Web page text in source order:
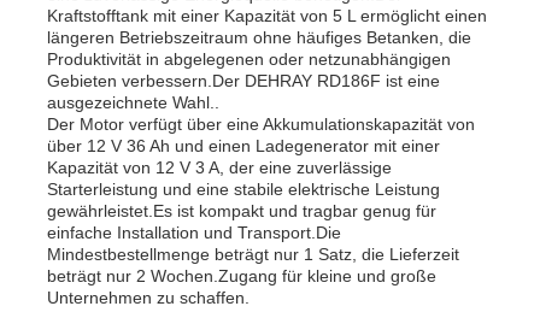
Kraftstofftank mit einer Kapazität von 5 L ermöglicht einen
längeren Betriebszeitraum ohne häufiges Betanken, die
Produktivität in abgelegenen oder netzunabhängigen
Gebieten verbessern.Der DEHRAY RD186F ist eine
ausgezeichnete Wahl..
Der Motor verfügt über eine Akkumulationskapazität von
über 12 V 36 Ah und einen Ladegenerator mit einer
Kapazität von 12 V 3 A, der eine zuverlässige
Starterleistung und eine stabile elektrische Leistung
gewährleistet.Es ist kompakt und tragbar genug für
einfache Installation und Transport.Die
Mindestbestellmenge beträgt nur 1 Satz, die Lieferzeit
beträgt nur 2 Wochen.Zugang für kleine und große
Unternehmen zu schaffen.